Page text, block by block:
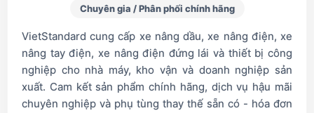
Chuyên gia / Phân phối chính hãng
VietStandard cung cấp xe nâng dầu, xe nâng điện, xe
nâng tay điện, xe nâng điện đứng lái và thiết bị công
nghiệp cho nhà máy, kho vận và doanh nghiệp sản
xuất. Cam kết sản phẩm chính hãng, dịch vụ hậu mãi
chuyên nghiệp và phụ tùng thay thế sẵn có - hóa đơn